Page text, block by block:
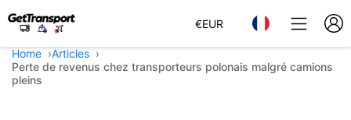
€EUR
Home
Articles
Perte de revenus chez transporteurs polonais malgré camions
pleins